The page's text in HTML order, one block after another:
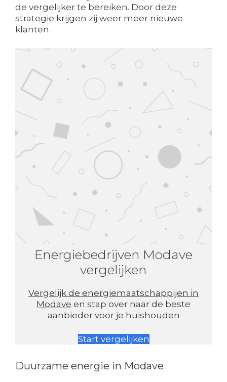
de vergelijker te bereiken. Door deze
strategie krijgen zij weer meer nieuwe
klanten.
Energiebedrijven Modave
vergelijken
Vergelijk de energiemaatschappijen in
Modave en stap over naar de beste
aanbieder voor je huishouden
Start vergelijken
Duurzame energie in Modave